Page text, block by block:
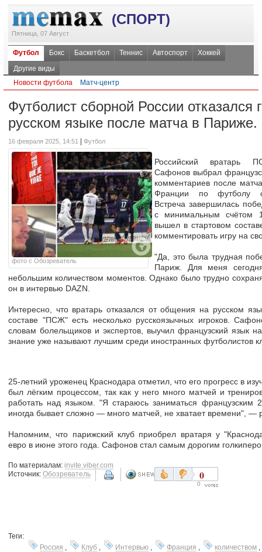
(СПОРТ)
Пятница, 07 Август
Футбол Бокс Баскетбол Теннис Автоспорт
Хоккей
Другие виды
Новости футбола
Матч-центр
Футболист сборной России отказался
русском языке после матча в Париже.
16 февраля 2025, 14:51 Футбол
фото с Обозреватель
Российский вратарь
Сафонов выбрал
комментариев после
Франции по футболу
Встреча завершилась
с минимальным счётом
вышел в стартовом
комментировать игру на
"Да, это была трудная
Париж. Для меня
небольшим количеством моментов. Однако было трудно
он в интервью DAZN.
Интересно, что вратарь отказался от общения на русском
составе "ПСЖ" есть несколько русскоязычных игроков.
словам болельщиков и экспертов, выучил французский язык
знание уже называют лучшим среди иностранных футболистов
25-летний уроженец Краснодара отметил, что его прогресс в
был лёгким процессом, так как у него много матчей и
работать над языком. "Я стараюсь заниматься французским
иногда бывает сложно — много матчей, не хватает времени", —
Напомним, что парижский клуб приобрел вратаря у
евро в июне этого года. Сафонов стал самым дорогим
По материалам: invite.viber.com
Источник: Обозреватель 0
0
Теги:
Россия , Клуб , Интервью , Франция , количеством